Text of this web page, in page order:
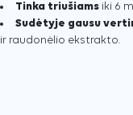
Tinka triušiams iki 6
Sudėtyje gausu
ir raudonėlio ekstrakto.